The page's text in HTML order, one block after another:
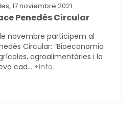
17 noviembre 2021
Penedès Circular
novembre participem al
Circular: “Bioeconomia
agroalimentàries i la
cad... +info